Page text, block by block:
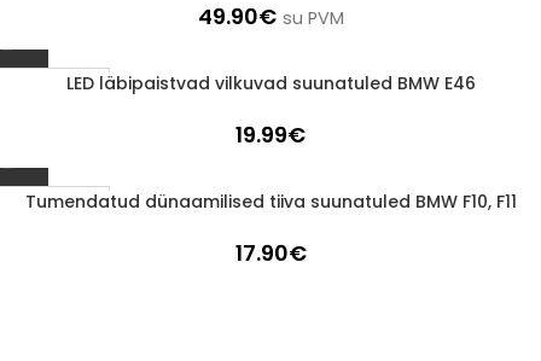
49.90€ su PVM
1-3 d.d.
LED läbipaistvad vilkuvad suunatuled BMW E46
19.99€
1-3 d.d.
Tumendatud dünaamilised tiiva suunatuled BMW F10, F11
17.90€